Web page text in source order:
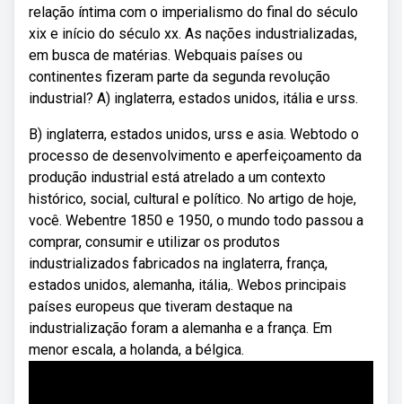
relação íntima com o imperialismo do final do século
xix e início do século xx. As nações industrializadas,
em busca de matérias. Webquais países ou
continentes fizeram parte da segunda revolução
industrial? A) inglaterra, estados unidos, itália e urss.
B) inglaterra, estados unidos, urss e asia. Webtodo o
processo de desenvolvimento e aperfeiçoamento da
produção industrial está atrelado a um contexto
histórico, social, cultural e político. No artigo de hoje,
você. Webentre 1850 e 1950, o mundo todo passou a
comprar, consumir e utilizar os produtos
industrializados fabricados na inglaterra, frança,
estados unidos, alemanha, itália,. Webos principais
países europeus que tiveram destaque na
industrialização foram a alemanha e a frança. Em
menor escala, a holanda, a bélgica.